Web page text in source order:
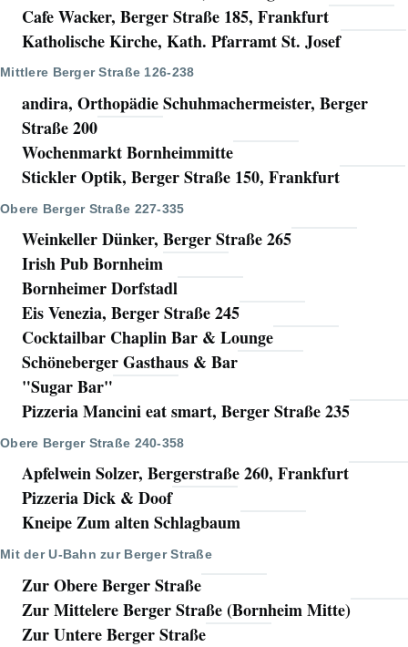
Cafe Wacker, Berger Straße 185, Frankfurt
Katholische Kirche, Kath. Pfarramt St. Josef
Mittlere Berger Straße 126-238
andira, Orthopädie Schuhmachermeister, Berger
Straße 200
Wochenmarkt Bornheimmitte
Stickler Optik, Berger Straße 150, Frankfurt
Obere Berger Straße 227-335
Weinkeller Dünker, Berger Straße 265
Irish Pub Bornheim
Bornheimer Dorfstadl
Eis Venezia, Berger Straße 245
Cocktailbar Chaplin Bar & Lounge
Schöneberger Gasthaus & Bar
"Sugar Bar"
Pizzeria Mancini eat smart, Berger Straße 235
Obere Berger Straße 240-358
Apfelwein Solzer, Bergerstraße 260, Frankfurt
Pizzeria Dick & Doof
Kneipe Zum alten Schlagbaum
Mit der U-Bahn zur Berger Straße
Zur Obere Berger Straße
Zur Mittelere Berger Straße (Bornheim Mitte)
Zur Untere Berger Straße